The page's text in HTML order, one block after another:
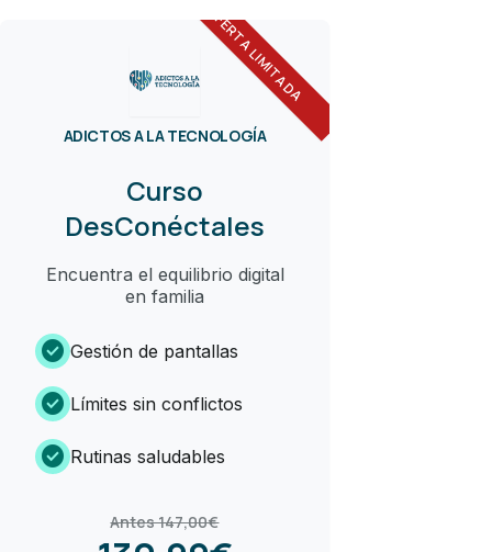
OFERTA LIMITADA
ADICTOS A LA TECNOLOGÍA
Curso
DesConéctales
Encuentra el equilibrio digital
en familia
check_circle Gestión de pantallas
check_circle Límites sin conflictos
check_circle Rutinas saludables
Antes 147,00€